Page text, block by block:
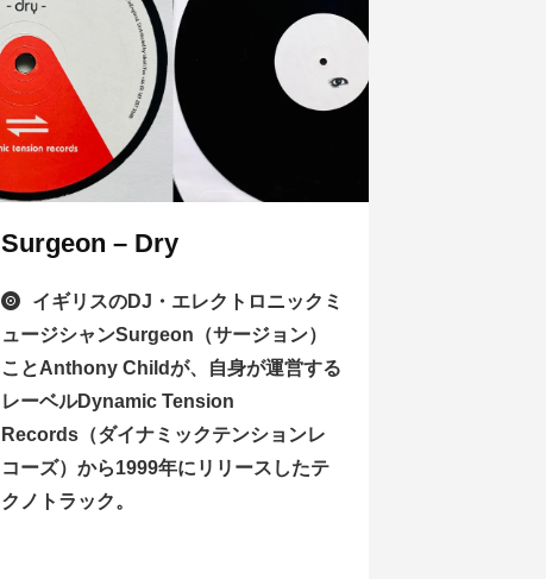
Surgeon – Dry
イギリスのDJ・エレクトロニックミ
ュージシャンSurgeon（サージョン）
ことAnthony Childが、自身が運営する
レーベルDynamic Tension
Records（ダイナミックテンションレ
コーズ）から1999年にリリースしたテ
クノトラック。